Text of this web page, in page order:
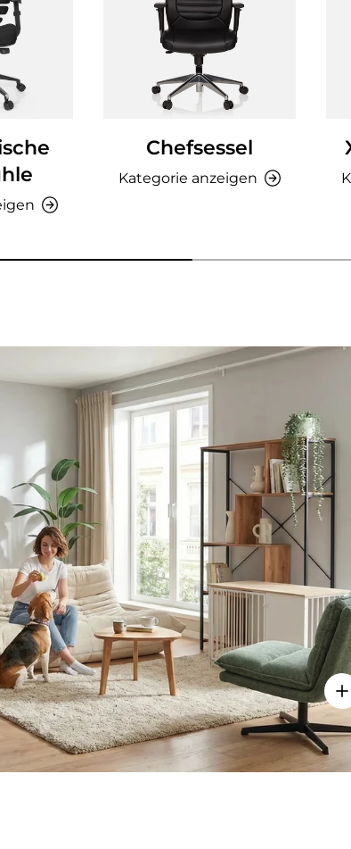
Chefsessel
Kategorie anzeigen
- AMIO H - Büroschrank
anzeigen - Sitzolo 2 - Loungesessel